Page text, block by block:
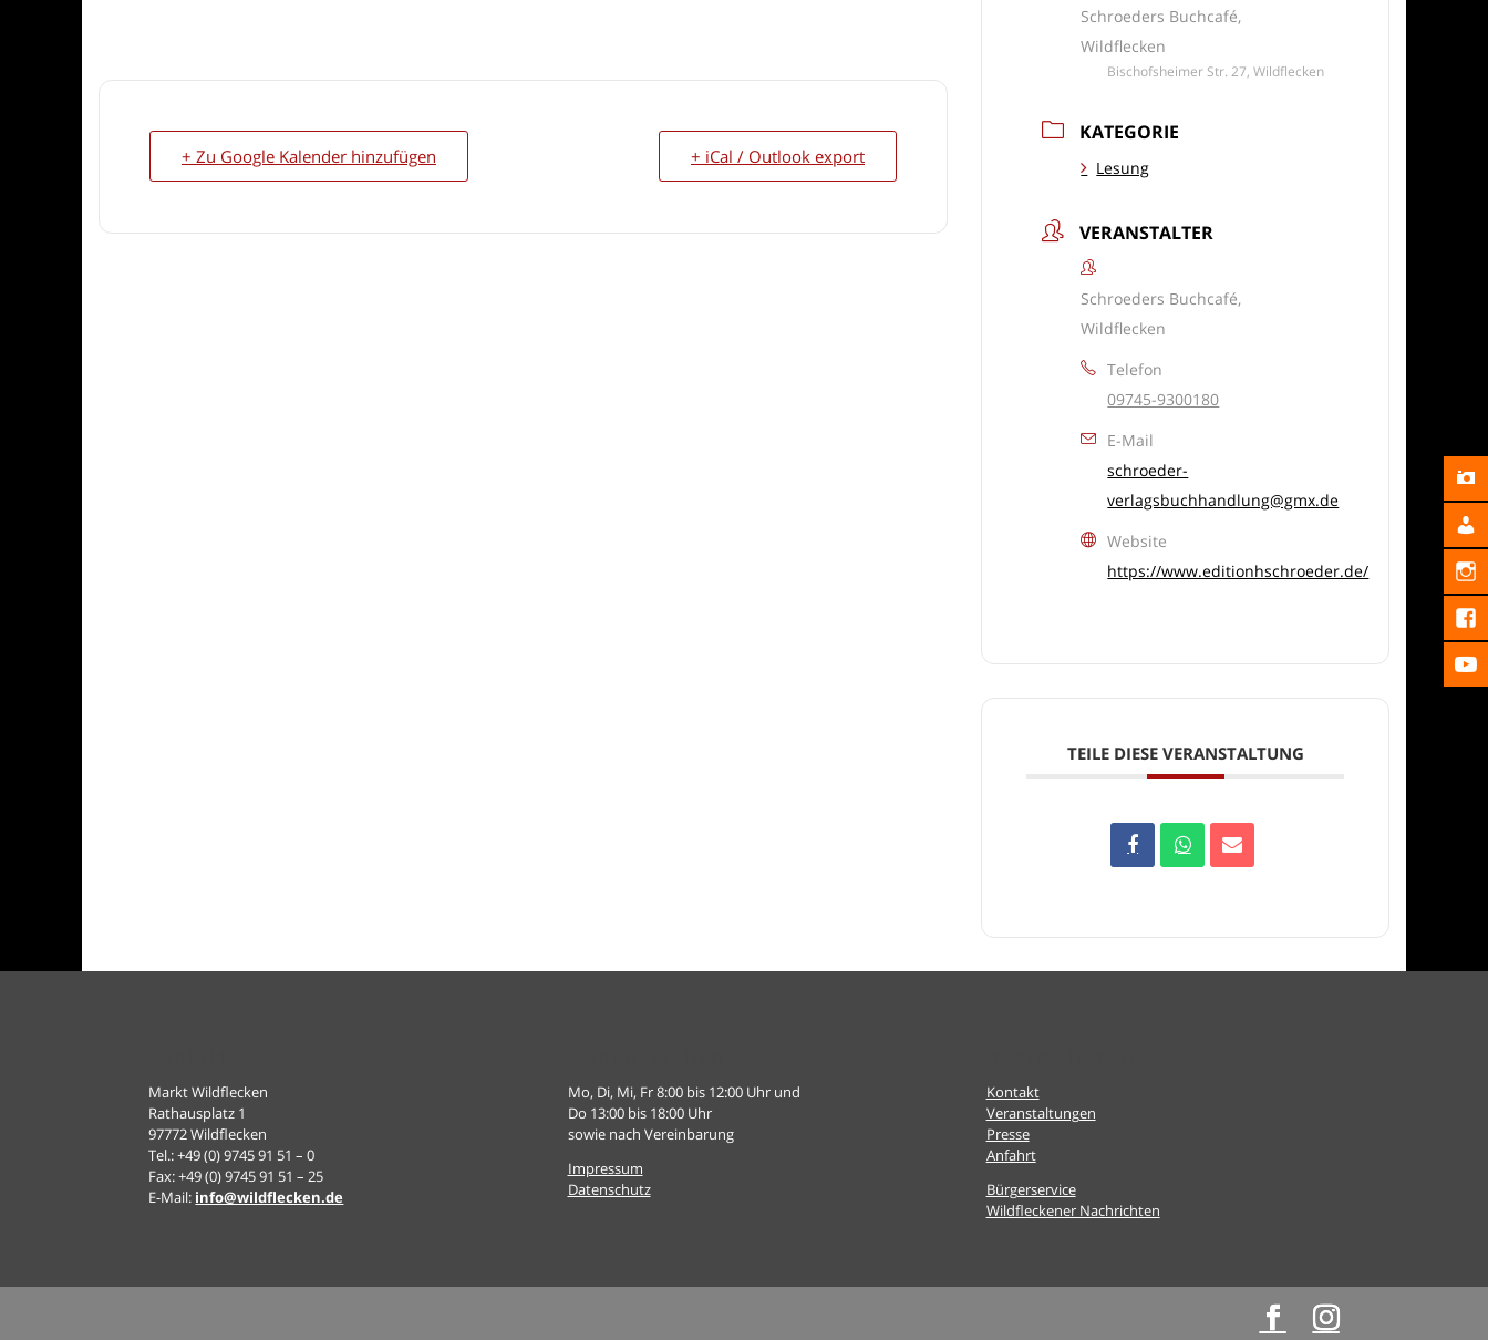
+ Zu Google Kalender hinzufügen + iCal / Outlook export
Schroeders Buchcafé,
Wildflecken
Bischofsheimer Str. 27, Wildflecken
KATEGORIE
Lesung
VERANSTALTER
Schroeders Buchcafé,
Wildflecken
Telefon
09745-9300180
E-Mail
schroeder-
verlagsbuchhandlung@gmx.de
Website
https://www.editionhschroeder.de/
TEILE DIESE VERANSTALTUNG
Markt Wildflecken
Rathausplatz 1
97772 Wildflecken
Tel.: +49 (0) 9745 91 51 – 0
Fax: +49 (0) 9745 91 51 – 25
E-Mail: info@wildflecken.de
Mo, Di, Mi, Fr 8:00 bis 12:00 Uhr und
Do 13:00 bis 18:00 Uhr
sowie nach Vereinbarung
Impressum
Datenschutz
Kontakt
Veranstaltungen
Presse
Anfahrt
Bürgerservice
Wildfleckener Nachrichten